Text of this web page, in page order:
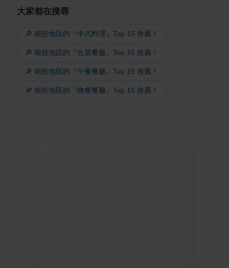
大家都在搜尋
🔎 南投地區的『中式料理』Top 15 推薦！
🔎 南投地區的『合菜餐廳』Top 15 推薦！
🔎 南投地區的『午餐餐廳』Top 15 推薦！
🔎 南投地區的『晚餐餐廳』Top 15 推薦！